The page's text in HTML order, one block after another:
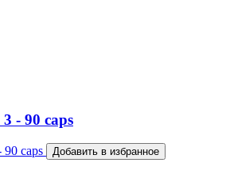
- 90 caps
Добавить в избранное